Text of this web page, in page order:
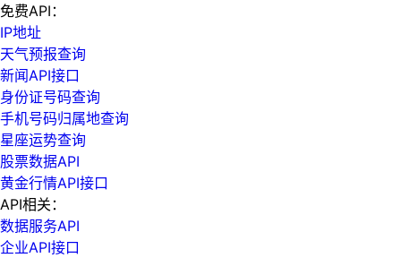
免费API：
IP地址
天气预报查询
新闻API接口
身份证号码查询
手机号码归属地查询
星座运势查询
股票数据API
黄金行情API接口
API相关：
数据服务API
企业API接口